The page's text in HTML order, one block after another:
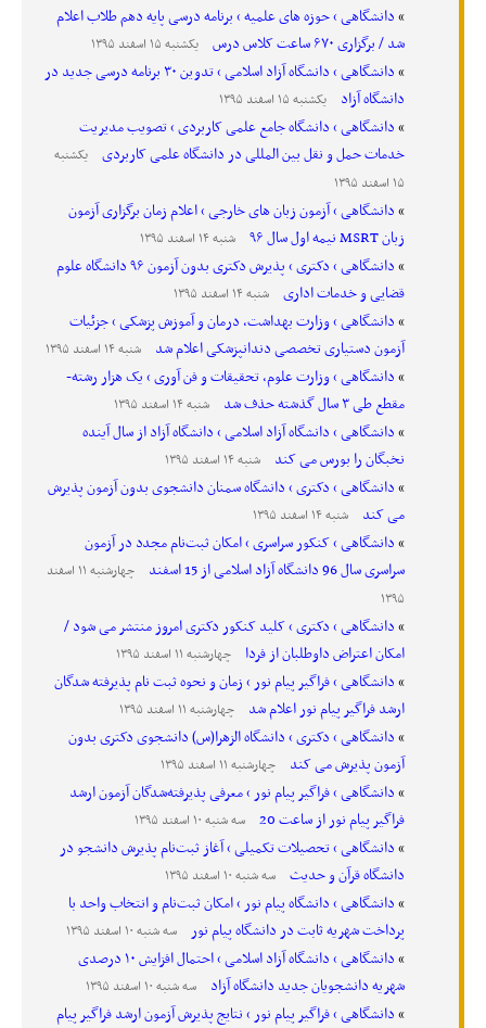
دانشگاهی › حوزه های علمیه › برنامه درسی پایه دهم طلاب اعلام
شد / برگزاری ۶۷۰ ساعت کلاس درس
یکشنبه ۱۵ اسفند ۱۳۹۵
دانشگاهی › دانشگاه آزاد اسلامی › تدوین ۳۰ برنامه درسی جدید در
دانشگاه آزاد
یکشنبه ۱۵ اسفند ۱۳۹۵
دانشگاهی › دانشگاه جامع علمی کاربردی › تصویب مدیریت
خدمات حمل و نقل بین المللی در دانشگاه علمی کاربردی
یکشنبه
۱۵ اسفند ۱۳۹۵
دانشگاهی › آزمون زبان های خارجی › اعلام زمان برگزاری آزمون
زبان MSRT نیمه اول سال ۹۶
شنبه ۱۴ اسفند ۱۳۹۵
دانشگاهی › دکتری › پذیرش دکتری بدون آزمون ۹۶ دانشگاه علوم
قضایی و خدمات اداری
شنبه ۱۴ اسفند ۱۳۹۵
دانشگاهی › وزارت بهداشت، درمان و آموزش پزشکی › جزئیات
آزمون دستیاری تخصصی دندانپزشکی اعلام شد
شنبه ۱۴ اسفند ۱۳۹۵
دانشگاهی › وزارت علوم، تحقیقات و فن آوری › یک هزار رشته-
مقطع طی ۳ سال گذشته حذف شد
شنبه ۱۴ اسفند ۱۳۹۵
دانشگاهی › دانشگاه آزاد اسلامی › دانشگاه آزاد از سال آینده
نخبگان را بورس می کند
شنبه ۱۴ اسفند ۱۳۹۵
دانشگاهی › دکتری › دانشگاه سمنان دانشجوی بدون آزمون پذیرش
می کند
شنبه ۱۴ اسفند ۱۳۹۵
دانشگاهی › کنکور سراسری › امکان ثبت‌نام مجدد در آزمون
سراسری سال 96 دانشگاه آزاد اسلامی از 15 اسفند
چهارشنبه ۱۱ اسفند
۱۳۹۵
دانشگاهی › دکتری › کلید کنکور دکتری امروز منتشر می شود /
امکان اعتراض داوطلبان از فردا
چهارشنبه ۱۱ اسفند ۱۳۹۵
دانشگاهی › فراگیر پیام نور › زمان و نحوه ثبت نام پذیرفته شدگان
ارشد فراگیر پیام نور اعلام شد
چهارشنبه ۱۱ اسفند ۱۳۹۵
دانشگاهی › دکتری › دانشگاه الزهرا(س) دانشجوی دکتری بدون
آزمون پذیرش می کند
چهارشنبه ۱۱ اسفند ۱۳۹۵
دانشگاهی › فراگیر پیام نور › معرفی پذیرفته‌شدگان آزمون ارشد
فراگیر پیام نور از ساعت 20
سه شنبه ۱۰ اسفند ۱۳۹۵
دانشگاهی › تحصیلات تکمیلی › آغاز ثبت‌نام پذیرش دانشجو در
دانشگاه قرآن و حدیث
سه شنبه ۱۰ اسفند ۱۳۹۵
دانشگاهی › دانشگاه پیام نور › امکان ثبت‌نام و انتخاب واحد با
پرداخت شهریه ثابت در دانشگاه پیام نور
سه شنبه ۱۰ اسفند ۱۳۹۵
دانشگاهی › دانشگاه آزاد اسلامی › احتمال افزایش ۱۰ درصدی
شهریه دانشجویان جدید دانشگاه آزاد
سه شنبه ۱۰ اسفند ۱۳۹۵
دانشگاهی › فراگیر پیام نور › نتایج پذیرش آزمون ارشد فراگیر پیام